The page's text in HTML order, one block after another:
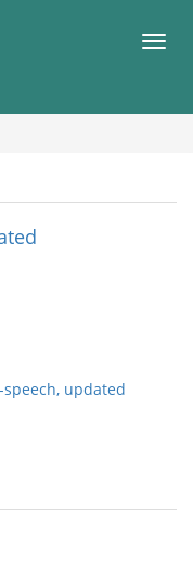
メ
updated